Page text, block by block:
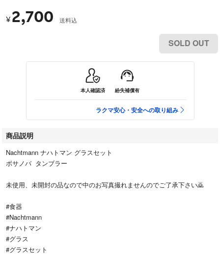
¥ 2,700 送料込
SOLD OUT
本人確認済 紛失補償有
ラクマ安心・安全への取り組み
商品説明
Nachtmann ナハトマン グラスセット
ボサノバ タンブラー
未使用、未開封の品なので中のお写真撮れませんのでご了承下さい🙇
#食器
#Nachtmann
#ナハトマン
#グラス
#グラスセット